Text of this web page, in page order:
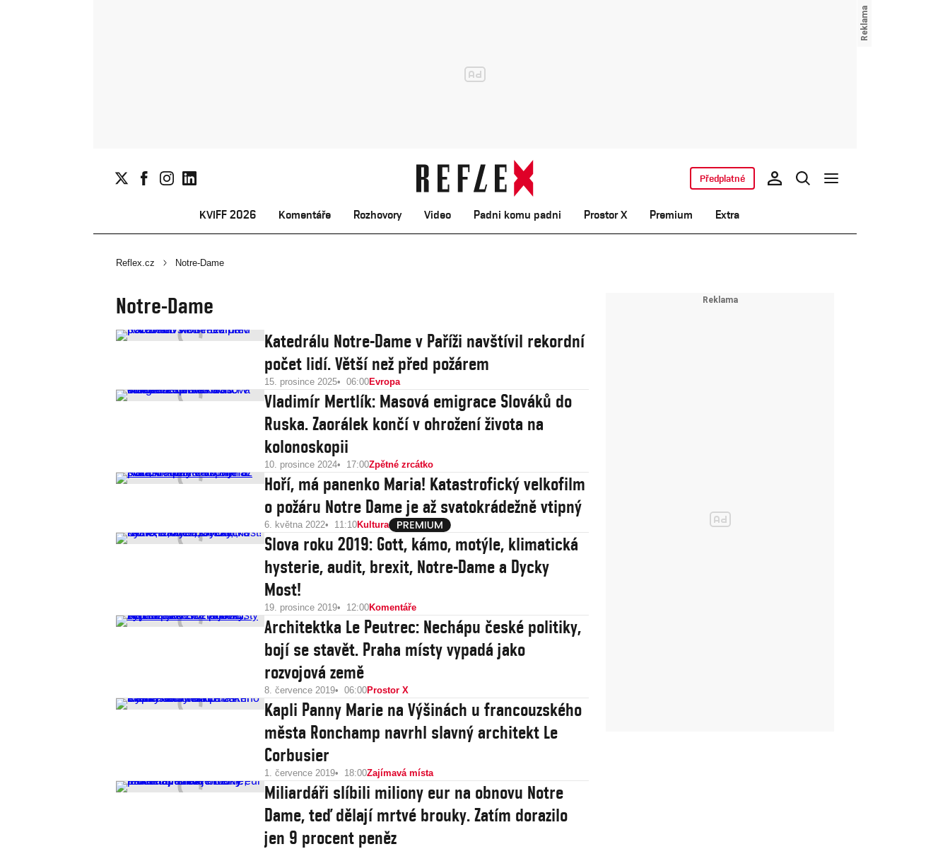
KVIFF 2026 Komentáře Rozhovory Video Padni komu padni Prostor X Premium Extra
Předplatné
Reflex.cz Notre-Dame
Notre-Dame
Katedrálu Notre-Dame v Paříži navštívil rekordní
počet lidí. Větší než před požárem
15. prosince 2025 06:00Evropa
Vladimír Mertlík: Masová emigrace Slováků do
Ruska. Zaorálek končí v ohrožení života na
kolonoskopii
10. prosince 2024 17:00Zpětné zrcátko
Hoří, má panenko Maria! Katastrofický velkofilm
o požáru Notre Dame je až svatokrádežně vtipný
6. května 2022 11:10Kultura
Slova roku 2019: Gott, kámo, motýle, klimatická
hysterie, audit, brexit, Notre-Dame a Dycky
Most!
19. prosince 2019 12:00Komentáře
Architektka Le Peutrec: Nechápu české politiky,
bojí se stavět. Praha místy vypadá jako
rozvojová země
8. července 2019 06:00Prostor X
Kapli Panny Marie na Výšinách u francouzského
města Ronchamp navrhl slavný architekt Le
Corbusier
1. července 2019 18:00Zajímavá místa
Miliardáři slíbili miliony eur na obnovu Notre
Dame, teď dělají mrtvé brouky. Zatím dorazilo
jen 9 procent peněz